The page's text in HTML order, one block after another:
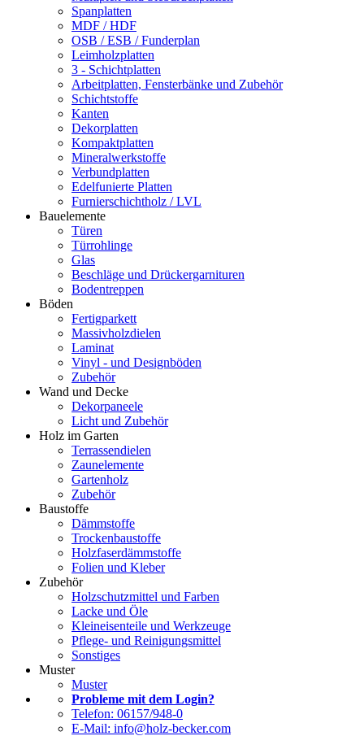
Spanplatten
MDF / HDF
OSB / ESB / Funderplan
Leimholzplatten
3 - Schichtplatten
Arbeitplatten, Fensterbänke und Zubehör
Schichtstoffe
Kanten
Dekorplatten
Kompaktplatten
Mineralwerkstoffe
Verbundplatten
Edelfunierte Platten
Furnierschichtholz / LVL
Bauelemente
Türen
Türrohlinge
Glas
Beschläge und Drückergarnituren
Bodentreppen
Böden
Fertigparkett
Massivholzdielen
Laminat
Vinyl - und Designböden
Zubehör
Wand und Decke
Dekorpaneele
Licht und Zubehör
Holz im Garten
Terrassendielen
Zaunelemente
Gartenholz
Zubehör
Baustoffe
Dämmstoffe
Trockenbaustoffe
Holzfaserdämmstoffe
Folien und Kleber
Zubehör
Holzschutzmittel und Farben
Lacke und Öle
Kleineisenteile und Werkzeuge
Pflege- und Reinigungsmittel
Sonstiges
Muster
Muster
Probleme mit dem Login?
Telefon: 06157/948-0
E-Mail: info@holz-becker.com